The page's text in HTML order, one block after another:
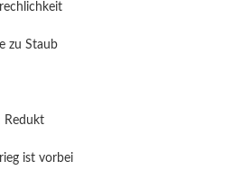
zu Staub
Redukt
ist vorbei